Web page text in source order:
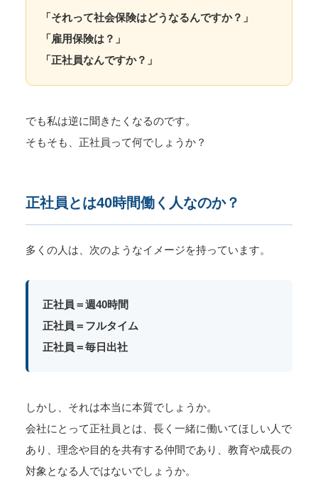
「それって社会保険はどうなるんですか？」
「雇用保険は？」
「正社員なんですか？」
でも私は逆に聞きたくなるのです。
そもそも、正社員って何でしょうか？
正社員とは40時間働く人なのか？
多くの人は、次のようなイメージを持っています。
正社員＝週40時間
正社員＝フルタイム
正社員＝毎日出社
しかし、それは本当に本質でしょうか。
会社にとって正社員とは、長く一緒に働いてほしい人で
あり、理念や目的を共有する仲間であり、教育や成長の
対象となる人ではないでしょうか。